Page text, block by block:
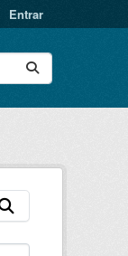
Entrar